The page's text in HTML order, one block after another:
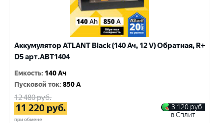
Аккумулятор ATLANT Black (140 Ач, 12 V) Обратная, R+
D5 арт.ABT1404
Емкость: 140 Ач
Пусковой ток:850 A
12 480руб.
11 220 руб.
при обмене
3 120 руб.
в Сплит